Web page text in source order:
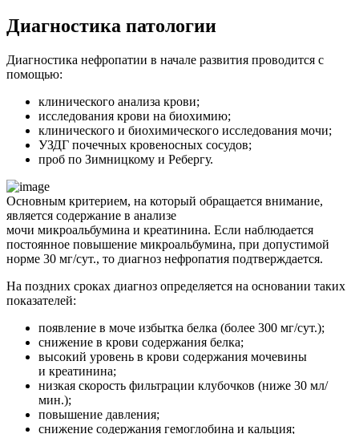
Диагностика патологии
Диагностика нефропатии в начале развития проводится с
помощью:
клинического анализа крови;
исследования крови на биохимию;
клинического и биохимического исследования мочи;
УЗДГ почечных кровеносных сосудов;
проб по Зимницкому и Ребергу.
Основным критерием, на который обращается внимание,
является содержание в анализе
мочи микроальбумина и креатинина. Если наблюдается
постоянное повышение микроальбумина, при допустимой
норме 30 мг/сут., то диагноз нефропатия подтверждается.
На поздних сроках диагноз определяется на основании таких
показателей:
появление в моче избытка белка (более 300 мг/сут.);
снижение в крови содержания белка;
высокий уровень в крови содержания мочевины
и креатинина;
низкая скорость фильтрации клубочков (ниже 30 мл/
мин.);
повышение давления;
снижение содержания гемоглобина и кальция;